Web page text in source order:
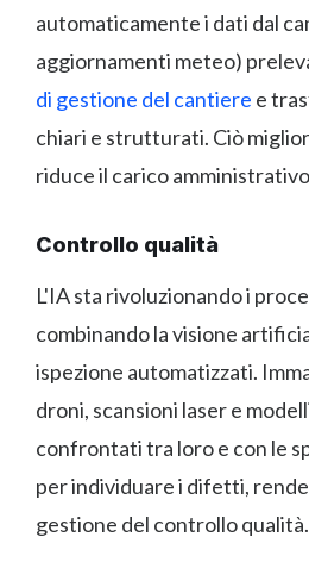
automaticamente i dati dal
aggiornamenti meteo)
di gestione del cantiere e
chiari e strutturati. Ciò
riduce il carico
Controllo qualità
L'IA sta rivoluzionando i
combinando la visione
ispezione automatizzati.
droni, scansioni laser e
confrontati tra loro e con le
per individuare i difetti,
gestione del controllo qualità.